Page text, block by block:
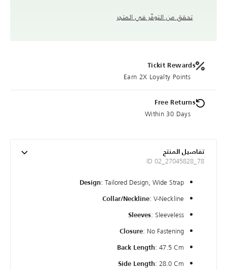
تحقق من التوفّر في المتجر
Tickit Rewards
Earn 2X Loyalty Points
Free Returns
Within 30 Days
تفاصيل المنتج
ID 02_27045828_78
Design: Tailored Design, Wide Strap
Collar/Neckline: V-Neckline
Sleeves: Sleeveless
Closure: No Fastening
Back Length: 47.5 Cm
Side Length: 28.0 Cm